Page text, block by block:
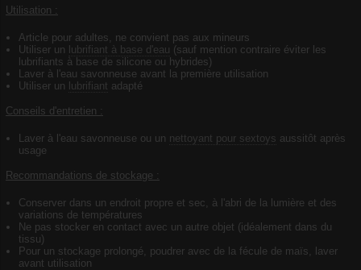
Utilisation :
Article pour adultes, ne convient pas aux mineurs
Utiliser un lubrifiant à base d'eau (sauf mention contraire éviter les
lubrifiants à base de silicone ou hybrides)
Laver à l'eau savonneuse avant la première utilisation
Utiliser un lubrifiant adapté
Conseils d'entretien :
Laver à l'eau savonneuse ou un nettoyant pour sextoys aussitôt après
usage
Recommandations de stockage :
Conserver dans un endroit propre et sec, à l'abri de la lumière et des
variations de températures
Ne pas stocker en contact avec un autre objet (idéalement dans du
tissu)
Pour un stockage prolongé, poudrer avec de la fécule de maïs, laver
avant utilisation